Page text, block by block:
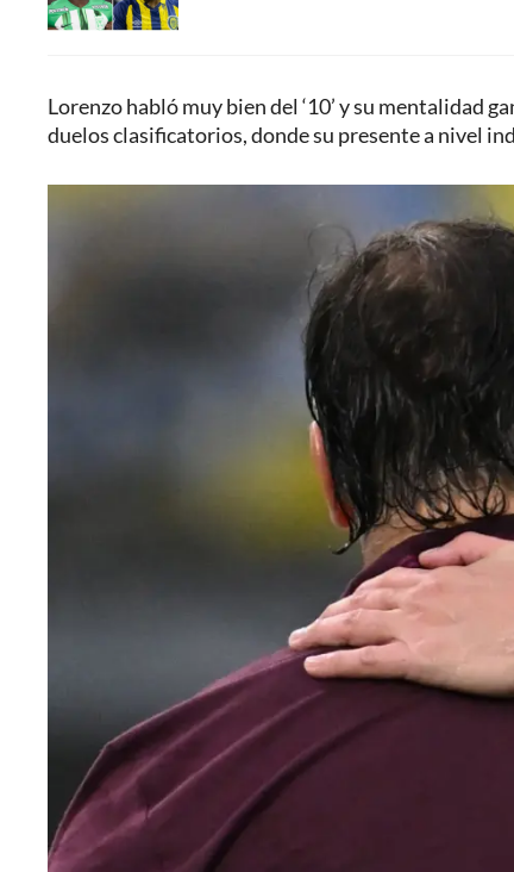
Lorenzo habló muy bien del ‘10’ y su mentalidad
duelos clasificatorios, donde su presente a nivel